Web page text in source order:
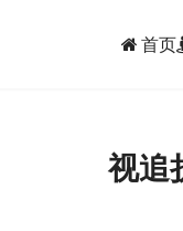
首页
视追